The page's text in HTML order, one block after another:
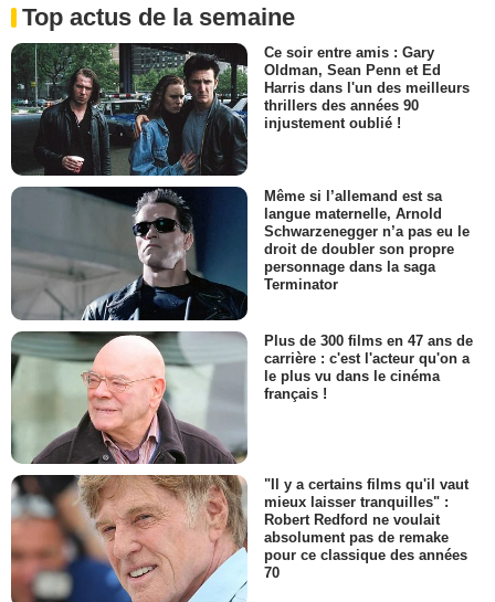
Top actus de la semaine
Ce soir entre amis : Gary
Oldman, Sean Penn et Ed
Harris dans l'un des meilleurs
thrillers des années 90
injustement oublié !
Même si l’allemand est sa
langue maternelle, Arnold
Schwarzenegger n’a pas eu le
droit de doubler son propre
personnage dans la saga
Terminator
Plus de 300 films en 47 ans de
carrière : c'est l'acteur qu'on a
le plus vu dans le cinéma
français !
"Il y a certains films qu'il vaut
mieux laisser tranquilles" :
Robert Redford ne voulait
absolument pas de remake
pour ce classique des années
70